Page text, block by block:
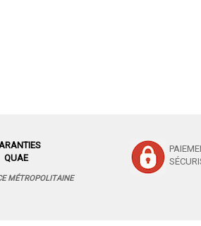
QUAE
MÉTROPOLITAINE